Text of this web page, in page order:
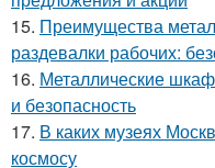
15. Преимущества
раздевалки рабочих:
16. Металлические
и безопасность
17. В каких музеях
космосу